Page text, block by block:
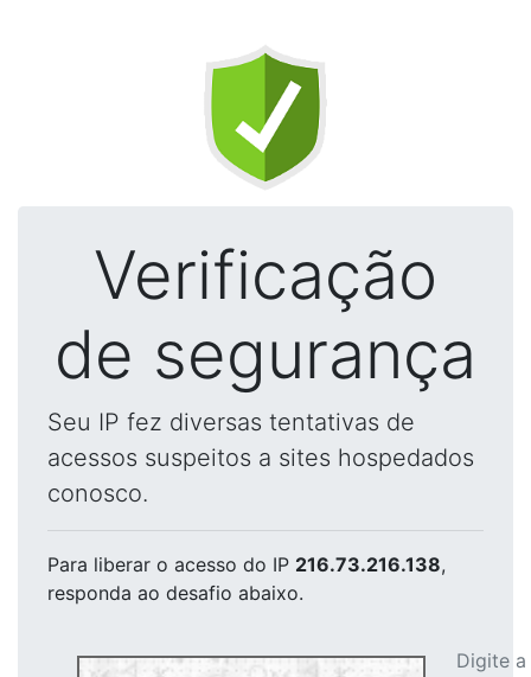
Verificação
de segurança
Seu IP fez diversas tentativas de
acessos suspeitos a sites hospedados
conosco.
Para liberar o acesso do IP 216.73.216.138,
responda ao desafio abaixo.
Digite